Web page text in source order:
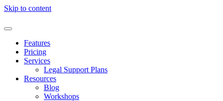
Skip to content
Features
Pricing
Services
Legal Support Plans
Resources
Blog
Workshops